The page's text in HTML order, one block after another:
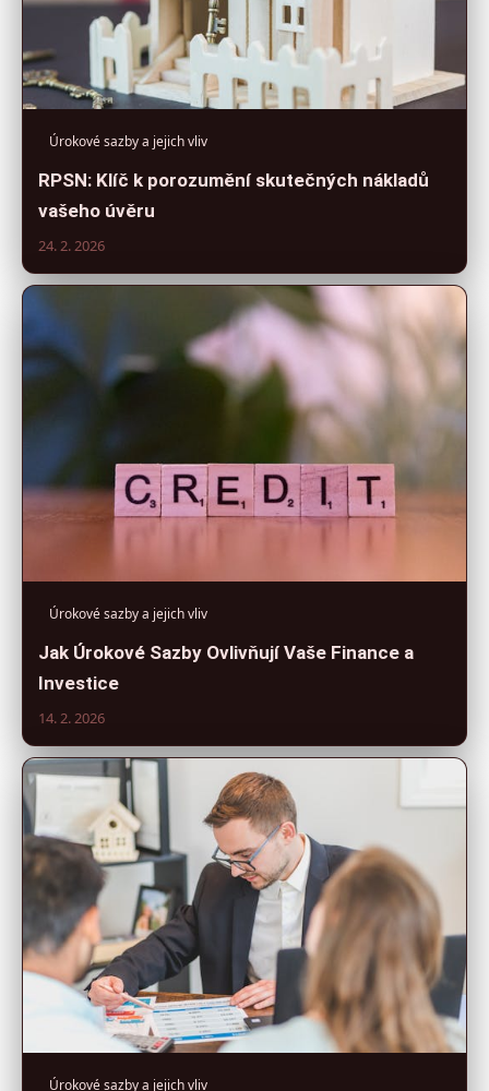
Úrokové sazby a jejich vliv
RPSN: Klíč k porozumění skutečných nákladů
vašeho úvěru
24. 2. 2026
Úrokové sazby a jejich vliv
Jak Úrokové Sazby Ovlivňují Vaše Finance a
Investice
14. 2. 2026
Úrokové sazby a jejich vliv